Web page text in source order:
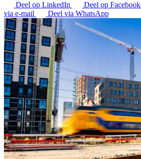
Deel op LinkedIn Deel op Facebook
via e-mail
Deel via WhatsApp